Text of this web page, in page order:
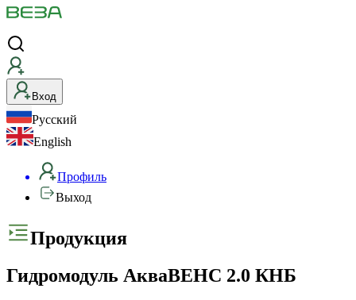
Вход
Русский
English
Профиль
Выход
Продукция
Гидромодуль АкваВЕНС 2.0 КНБ